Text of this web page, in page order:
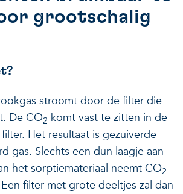
grootschalig
stroomt door de filter die
De CO2 komt vast te zitten in de
Het resultaat is gezuiverde
gas. Slechts een dun laagje aan
het sorptiemateriaal neemt CO2
filter met grote deeltjes zal dan